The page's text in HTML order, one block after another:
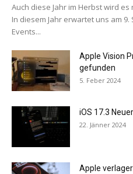
Auch diese Jahr im Herbst wird
In diesem Jahr erwartet uns am
Events...
Apple Vision
gefunden
5. Feber 2024
iOS 17.3
22. Jänner 2024
Apple